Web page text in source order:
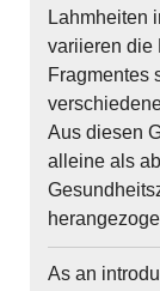
Lahmheiten
variieren die
Fragmentes
Aus diesen
alleine als
As an